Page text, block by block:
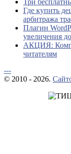
Где купить
арбитража
Плагин
увеличения
АКЦИЯ:
читателям
---
© 2010 - 2026.